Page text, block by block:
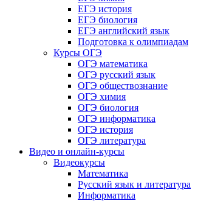
ЕГЭ история
ЕГЭ биология
ЕГЭ английский язык
Подготовка к олимпиадам
Курсы ОГЭ
ОГЭ математика
ОГЭ русский язык
ОГЭ обществознание
ОГЭ химия
ОГЭ биология
ОГЭ информатика
ОГЭ история
ОГЭ литература
Видео и онлайн-курсы
Видеокурсы
Математика
Русский язык и литература
Информатика